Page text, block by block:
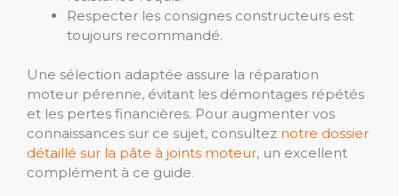
Respecter les consignes constructeurs est
toujours recommandé.
Une sélection adaptée assure la réparation
moteur pérenne, évitant les démontages répétés
et les pertes financières. Pour augmenter vos
connaissances sur ce sujet, consultez notre dossier
détaillé sur la pâte à joints moteur, un excellent
complément à ce guide.